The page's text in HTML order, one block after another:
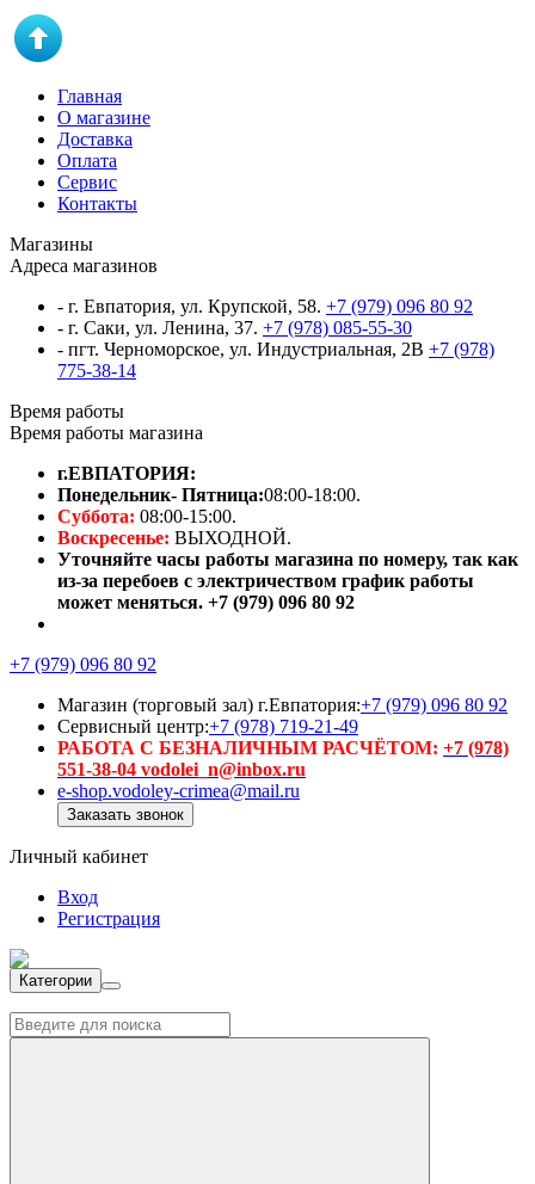
Главная
О магазине
Доставка
Оплата
Сервис
Контакты
Магазины
Адреса магазинов
- г. Евпатория, ул. Крупской, 58. +7 (979) 096 80 92
- г. Саки, ул. Ленина, 37. +7 (978) 085-55-30
- пгт. Черноморское, ул. Индустриальная, 2В +7 (978)
775-38-14
Время работы
Время работы магазина
г.ЕВПАТОРИЯ:
Понедельник- Пятница:08:00-18:00.
Суббота: 08:00-15:00.
Воскресенье: ВЫХОДНОЙ.
Уточняйте часы работы магазина по номеру, так как
из-за перебоев с электричеством график работы
может меняться. +7 (979) 096 80 92
+7 (979) 096 80 92
Магазин (торговый зал) г.Евпатория:+7 (979) 096 80 92
Сервисный центр:+7 (978) 719-21-49
РАБОТА С БЕЗНАЛИЧНЫМ РАСЧЁТОМ: +7 (978)
551-38-04 vodolei_n@inbox.ru
e-shop.vodoley-crimea@mail.ru
Заказать звонок
Личный кабинет
Вход
Регистрация
Категории